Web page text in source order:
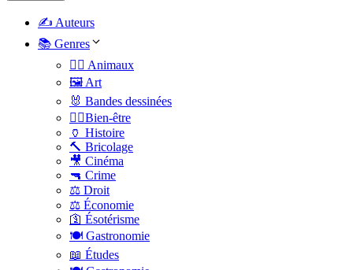
✍️ Auteurs
📚 Genres
🐕‍🦺 Animaux
🖼️ Art
🐰 Bandes dessinées
🧑‍⚕️Bien-être
🏺 Histoire
🔨 Bricolage
🎥 Cinéma
🔫 Crime
⚖️ Droit
⚖️ Économie
🛐 Ésotérisme
🍽️ Gastronomie
📖 Études